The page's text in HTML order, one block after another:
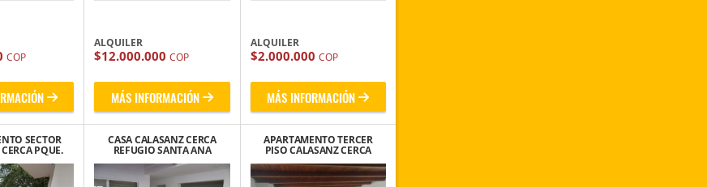
COP
ALQUILER
$12.000.000COP
MÁS INFORMACIÓN
ALQUILER
$2.000.000 COP
MÁS INFORMACIÓN
SECTOR
PQUE.
CASA CALASANZ CERCA
REFUGIO SANTA ANA
APARTAMENTO TERCER
PISO CALASANZ CERCA
AV. 80